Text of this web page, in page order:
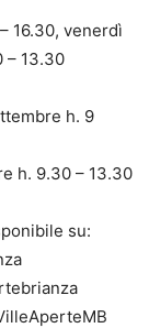
16.30, venerdì
– 13.30
h. 9
h. 9.30 – 13.30
su:
Brianza